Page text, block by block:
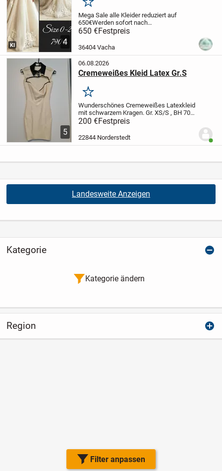
Filter anpassen
4
KI
Merken
Mega Sale alle Kleider reduziert auf
650€Werden sofort nach
Zahlungseingang angefertigt!
PayPal oder Überweisung
möglichGr. 32,34,36,38,40,42,44,46
650 €Festpreis
36404 Vacha
5
06.08.2026
Cremeweißes Kleid Latex Gr.S
Merken
Wunderschönes Cremeweißes Latexkleid
mit schwarzem Kragen. Gr. XS/S , BH 70D,
75D, 75C, 70CLänge: 80cm
Ausschnitt oben, die Oberweite ist
trotzdem verdeckt.
200 €Festpreis
22844 Norderstedt
Landesweite Anzeigen
Kategorie
Kategorie ändern
Region